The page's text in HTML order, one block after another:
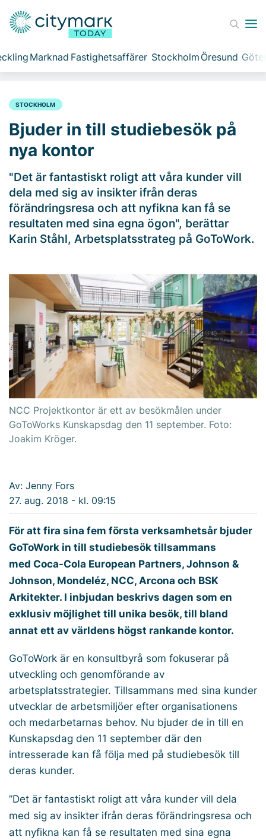
Marknad Fastighetsaffärer Stockholm Öresund
STOCKHOLM
Bjuder in till studiebesök på
nya kontor
"Det är fantastiskt roligt att våra kunder vill
dela med sig av insikter ifrån deras
förändringsresa och att nyfikna kan få se
resultaten med sina egna ögon", berättar
Karin Ståhl, Arbetsplatsstrateg på GoToWork.
NCC Projektkontor är ett av besökmålen under
GoToWorks Kunskapsdag den 11 september. Foto:
Joakim Kröger.
Av: Jenny Fors
27. aug. 2018 - kl. 09:15
För att fira sina fem första verksamhetsår bjuder
GoToWork in till studiebesök tillsammans
med Coca-Cola European Partners, Johnson &
Johnson, Mondeléz, NCC, Arcona och BSK
Arkitekter. I inbjudan beskrivs dagen som en
exklusiv möjlighet till unika besök, till bland
annat ett av världens högst rankande kontor.
GoToWork är en konsultbyrå som fokuserar på
utveckling och genomförande av
arbetsplatsstrategier. Tillsammans med sina kunder
utvecklar de arbetsmiljöer efter organisationens
och medarbetarnas behov. Nu bjuder de in till en
Kunskapsdag den 11 september där den
intresserade kan få följa med på studiebesök till
deras kunder.
”Det är fantastiskt roligt att våra kunder vill dela
med sig av insikter ifrån deras förändringsresa och
att nyfikna kan få se resultaten med sina egna